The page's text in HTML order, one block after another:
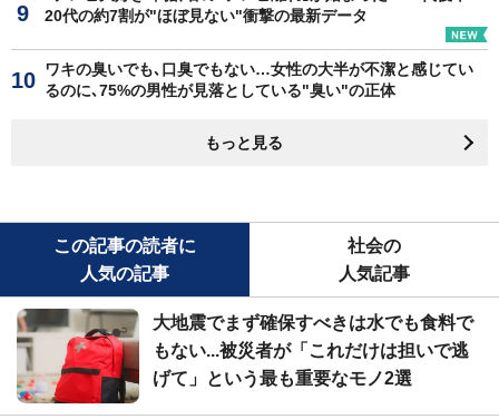
20代の約7割が"ほぼ見ない"衝撃の最新データ
ワキの臭いでも､口臭でもない…女性の大半が不潔と感じてい
るのに､75%の男性が見落としている"臭い"の正体
もっと見る
この記事の読者に
人気の記事
社会の
人気記事
大地震でまず確保すべきは水でも食料で
もない...被災者が「これだけは担いで逃
げて」という最も重要なモノ2選